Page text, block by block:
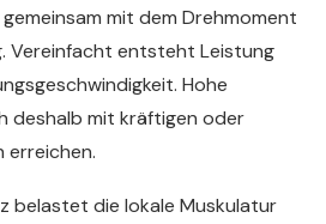
mit dem Drehmoment
Vereinfacht entsteht Leistung
Hohe
deshalb mit kräftigen oder
erreichen.
belastet die lokale Muskulatur